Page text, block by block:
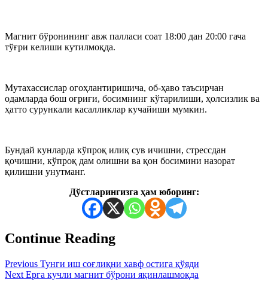
Магнит бўронининг авж палласи соат 18:00 дан 20:00 гача
тўғри келиши кутилмоқда.
Мутахассислар огоҳлантиришича, об-ҳаво таъсирчан
одамларда бош оғриғи, босимнинг кўтарилиши, ҳолсизлик ва
ҳатто сурункали касалликлар кучайиши мумкин.
Бундай кунларда кўпроқ илиқ сув ичишни, стрессдан
қочишни, кўпроқ дам олишни ва қон босимини назорат
қилишни унутманг.
Дўстларингизга ҳам юборинг:
Continue Reading
Previous Тунги иш соғлиқни хавф остига қўяди
Next Ерга кучли магнит бўрони яқинлашмоқда